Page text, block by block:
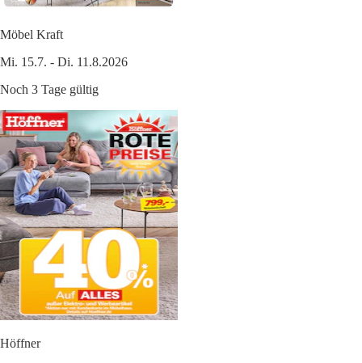
Möbel Kraft
Mi. 15.7. - Di. 11.8.2026
Noch 3 Tage gültig
Höffner